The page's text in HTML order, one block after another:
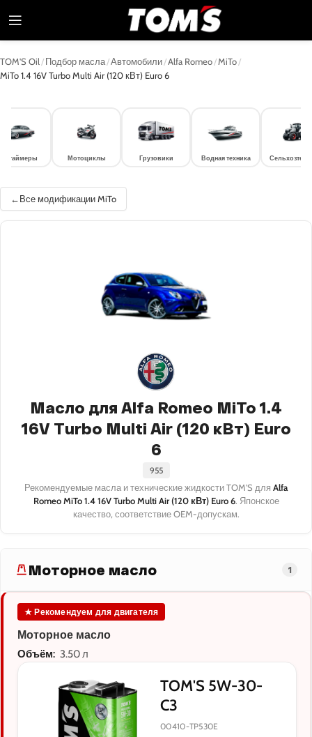
TOM'S Oil /Подбор масла/Автомобили/Alfa Romeo/MiTo/
MiTo 1.4 16V Turbo Multi Air (120 кВт) Euro 6
Мотоциклы Грузовики Водная техника
Все модификации MiTo
Масло для Alfa Romeo MiTo 1.4
16V Turbo Multi Air (120 кВт) Euro
6
955
Рекомендуемые масла и технические жидкости TOM'S для Alfa
Romeo MiTo 1.4 16V Turbo Multi Air (120 кВт) Euro 6. Японское
качество, соответствие OEM-допускам.
Моторное масло 1
★ Рекомендуем для двигателя
Моторное масло
Объём: 3.50 л
TOM'S 5W-30-
C3
00410-TP530E